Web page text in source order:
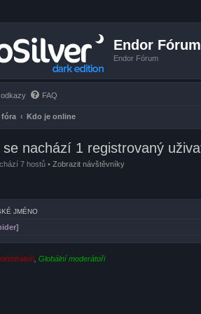
Endor Fórum
Endor Fórum
FAQ
fóra Kdo je online
se nachází 1 registrovaný
7 hostů • Zobrazit návštěvníky
JMÉNO
, Globální moderátoři